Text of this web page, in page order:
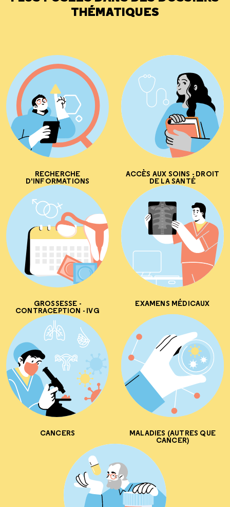
THÉMATIQUES
RECHERCHE
D'INFORMATIONS
ACCÈS AUX SOINS - DROIT
DE LA SANTÉ
GROSSESSE -
CONTRACEPTION - IVG
EXAMENS MÉDICAUX
CANCERS MALADIES (AUTRES QUE
CANCER)